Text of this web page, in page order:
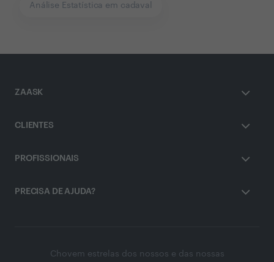
Análise Estatística em cadaval
ZAASK
CLIENTES
PROFISSIONAIS
PRECISA DE AJUDA?
Chovem estrelas dos nossos e das nossas